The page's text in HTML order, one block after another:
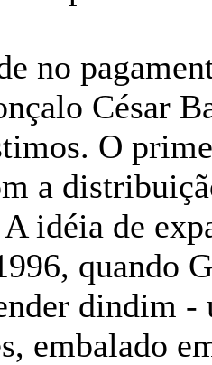
no
César
O
a
idéia de
quando
dindim
embalado